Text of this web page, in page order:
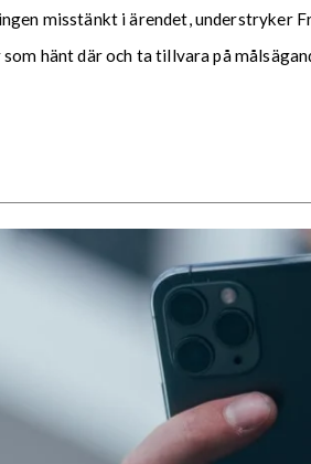
misstänkt i ärendet, understryker
hänt där och ta tillvara på